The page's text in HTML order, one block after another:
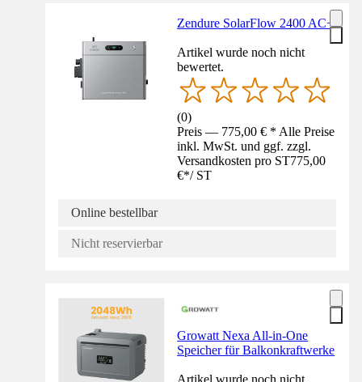
Zendure SolarFlow 2400 AC+
Artikel wurde noch nicht
bewertet.
(0)
Preis — 775,00 € * Alle Preise
inkl. MwSt. und ggf. zzgl.
Versandkosten pro ST775,00
€*/ ST
Online bestellbar
Nicht reservierbar
Growatt Nexa All-in-One
Speicher für Balkonkraftwerke